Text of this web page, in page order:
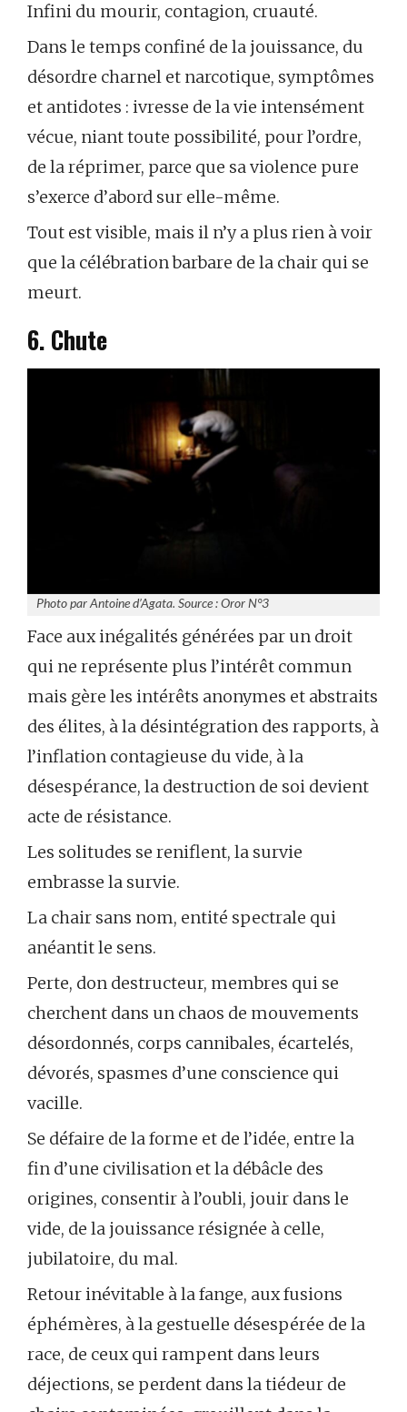
Infini du mourir, contagion, cruauté.
Dans le temps confiné de la jouissance, du
désordre charnel et narcotique, symptômes
et antidotes : ivresse de la vie intensément
vécue, niant toute possibilité, pour l’ordre,
de la réprimer, parce que sa violence pure
s’exerce d’abord sur elle-même.
Tout est visible, mais il n’y a plus rien à voir
que la célébration barbare de la chair qui se
meurt.
6. Chute
Photo par Antoine d’Agata. Source : Oror N°3
Face aux inégalités générées par un droit
qui ne représente plus l’intérêt commun
mais gère les intérêts anonymes et abstraits
des élites, à la désintégration des rapports, à
l’inflation contagieuse du vide, à la
désespérance, la destruction de soi devient
acte de résistance.
Les solitudes se reniflent, la survie
embrasse la survie.
La chair sans nom, entité spectrale qui
anéantit le sens.
Perte, don destructeur, membres qui se
cherchent dans un chaos de mouvements
désordonnés, corps cannibales, écartelés,
dévorés, spasmes d’une conscience qui
vacille.
Se défaire de la forme et de l’idée, entre la
fin d’une civilisation et la débâcle des
origines, consentir à l’oubli, jouir dans le
vide, de la jouissance résignée à celle,
jubilatoire, du mal.
Retour inévitable à la fange, aux fusions
éphémères, à la gestuelle désespérée de la
race, de ceux qui rampent dans leurs
déjections, se perdent dans la tiédeur de